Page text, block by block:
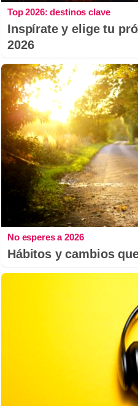
Top 2026: destinos clave
Inspírate y elige tu
2026
No esperes a 2026
Hábitos y cambios